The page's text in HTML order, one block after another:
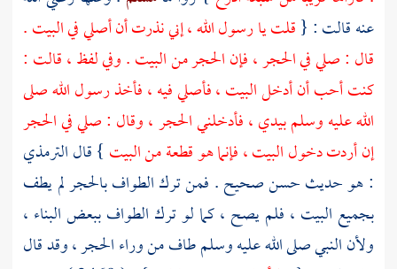
عنه قالت : {قلت يا رسول الله ، إني نذرت أن أصلي في البيت .
قال : صلي في الحجر ، فإن الحجر منالبيت. وفي لفظ ، قالت :
كنت أحب أن أدخل البيت ، فأصلي فيه ، فأخذ رسول الله صلى
الله عليه وسلم بيدي ، فأدخلني الحجر ، وقال : صلي في الحجر
إن أردت دخول البيت ، فإنما هو قطعة منالبيت } قالالترمذي
: هو حديث حسن صحيح . فمن ترك الطواف بالحجر لم يطف
بجميع البيت ، فلم يصح ، كما لو ترك الطواف ببعض البناء ،
ولأن النبي صلى الله عليه وسلم طاف من وراء الحجر ، وقد قال